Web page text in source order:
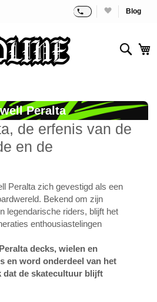
Blog
Peralta
de erfenis van de
en de
Peralta zich gevestigd als een
Bekend om zijn
legendarische riders, blijft het
enthousiastelingen
decks, wielen en
en word onderdeel van het
dat de skatecultuur blijft